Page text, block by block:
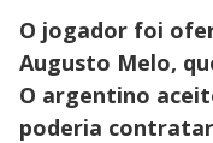
O jogador foi
Augusto Melo,
O argentino
poderia